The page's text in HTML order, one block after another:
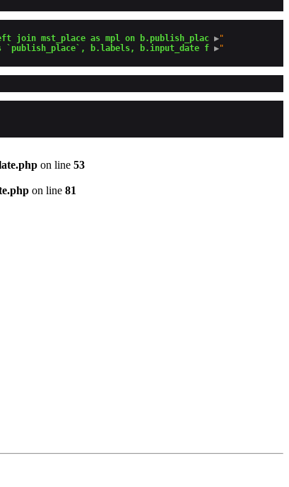
join mst_place as mpl on b.publish_plac ▶"
`publish_place`, b.labels, b.input_date f ▶
on line 53
on line 81